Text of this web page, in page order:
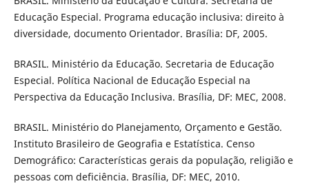
Educação Especial. Programa educação inclusiva: direito à
diversidade, documento Orientador. Brasília: DF, 2005.
BRASIL. Ministério da Educação. Secretaria de Educação
Especial. Política Nacional de Educação Especial na
Perspectiva da Educação Inclusiva. Brasília, DF: MEC, 2008.
BRASIL. Ministério do Planejamento, Orçamento e Gestão.
Instituto Brasileiro de Geografia e Estatística. Censo
Demográfico: Características gerais da população, religião e
pessoas com deficiência. Brasília, DF: MEC, 2010.